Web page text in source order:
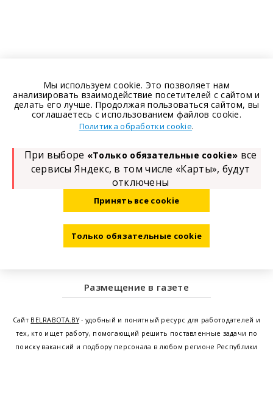
Размещение в газете
Сайт BELRABOTA.BY- удобный и понятный ресурс для работодателей и
тех, кто ищет работу, помогающий решить поставленные задачи по
поиску вакансий и подбору персонала в любом регионе Республики
Мы используем cookie. Это позволяет нам
анализировать взаимодействие посетителей с сайтом и
делать его лучше. Продолжая пользоваться сайтом, вы
соглашаетесь с использованием файлов cookie.
Политика обработки cookie.
При выборе «Только обязательные cookie» все
сервисы Яндекс, в том числе «Карты», будут
отключены
Принять все cookie
Только обязательные cookie